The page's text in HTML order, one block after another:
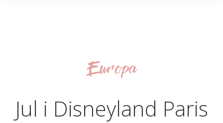
Europa
Jul i Disneyland Paris